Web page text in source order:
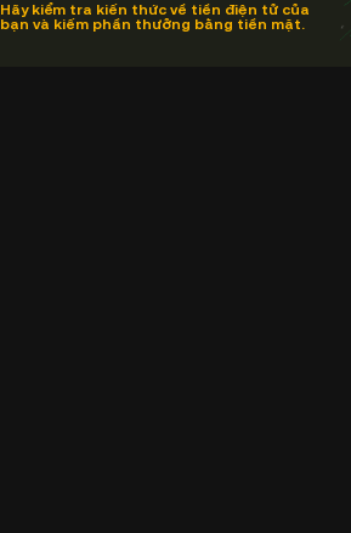
Hãy kiểm tra kiến thức về tiền điện tử của
bạn và kiếm phần thưởng bằng tiền mặt.